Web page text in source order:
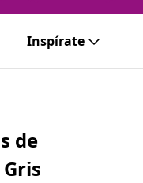
Inspírate
de